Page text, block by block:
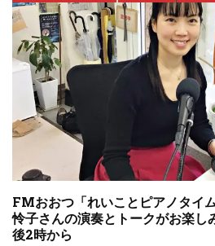
FMおおつ「れいことピアノタイ
怜子さんの演奏とトークがお楽し
後2時から